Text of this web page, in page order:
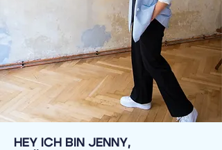
HEY ICH BIN JENNY,